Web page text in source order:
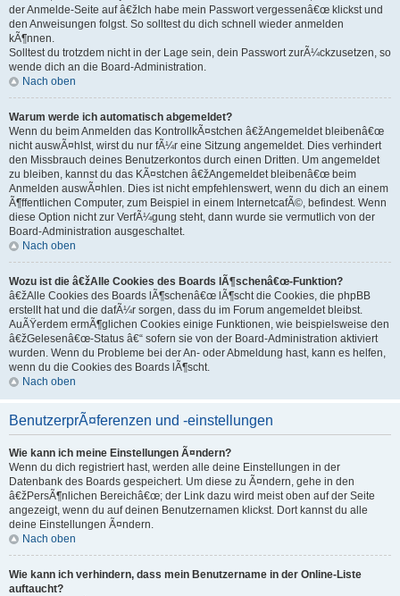
der Anmelde-Seite auf â€žIch habe mein Passwort vergessenâ€œ klickst und
den Anweisungen folgst. So solltest du dich schnell wieder anmelden
kÃ¶nnen.
Solltest du trotzdem nicht in der Lage sein, dein Passwort zurÃ¼ckzusetzen, so
wende dich an die Board-Administration.
Nach oben
Warum werde ich automatisch abgemeldet?
Wenn du beim Anmelden das KontrollkÃ¤stchen â€žAngemeldet bleibenâ€œ
nicht auswÃ¤hlst, wirst du nur fÃ¼r eine Sitzung angemeldet. Dies verhindert
den Missbrauch deines Benutzerkontos durch einen Dritten. Um angemeldet
zu bleiben, kannst du das KÃ¤stchen â€žAngemeldet bleibenâ€œ beim
Anmelden auswÃ¤hlen. Dies ist nicht empfehlenswert, wenn du dich an einem
Ã¶ffentlichen Computer, zum Beispiel in einem InternetcafÃ©, befindest. Wenn
diese Option nicht zur VerfÃ¼gung steht, dann wurde sie vermutlich von der
Board-Administration ausgeschaltet.
Nach oben
Wozu ist die â€žAlle Cookies des Boards lÃ¶schenâ€œ-Funktion?
â€žAlle Cookies des Boards lÃ¶schenâ€œ lÃ¶scht die Cookies, die phpBB
erstellt hat und die dafÃ¼r sorgen, dass du im Forum angemeldet bleibst.
AuÃŸerdem ermÃ¶glichen Cookies einige Funktionen, wie beispielsweise den
â€žGelesenâ€œ-Status â€“ sofern sie von der Board-Administration aktiviert
wurden. Wenn du Probleme bei der An- oder Abmeldung hast, kann es helfen,
wenn du die Cookies des Boards lÃ¶scht.
Nach oben
BenutzerprÃ¤ferenzen und -einstellungen
Wie kann ich meine Einstellungen Ã¤ndern?
Wenn du dich registriert hast, werden alle deine Einstellungen in der
Datenbank des Boards gespeichert. Um diese zu Ã¤ndern, gehe in den
â€žPersÃ¶nlichen Bereichâ€œ; der Link dazu wird meist oben auf der Seite
angezeigt, wenn du auf deinen Benutzernamen klickst. Dort kannst du alle
deine Einstellungen Ã¤ndern.
Nach oben
Wie kann ich verhindern, dass mein Benutzername in der Online-Liste
auftaucht?